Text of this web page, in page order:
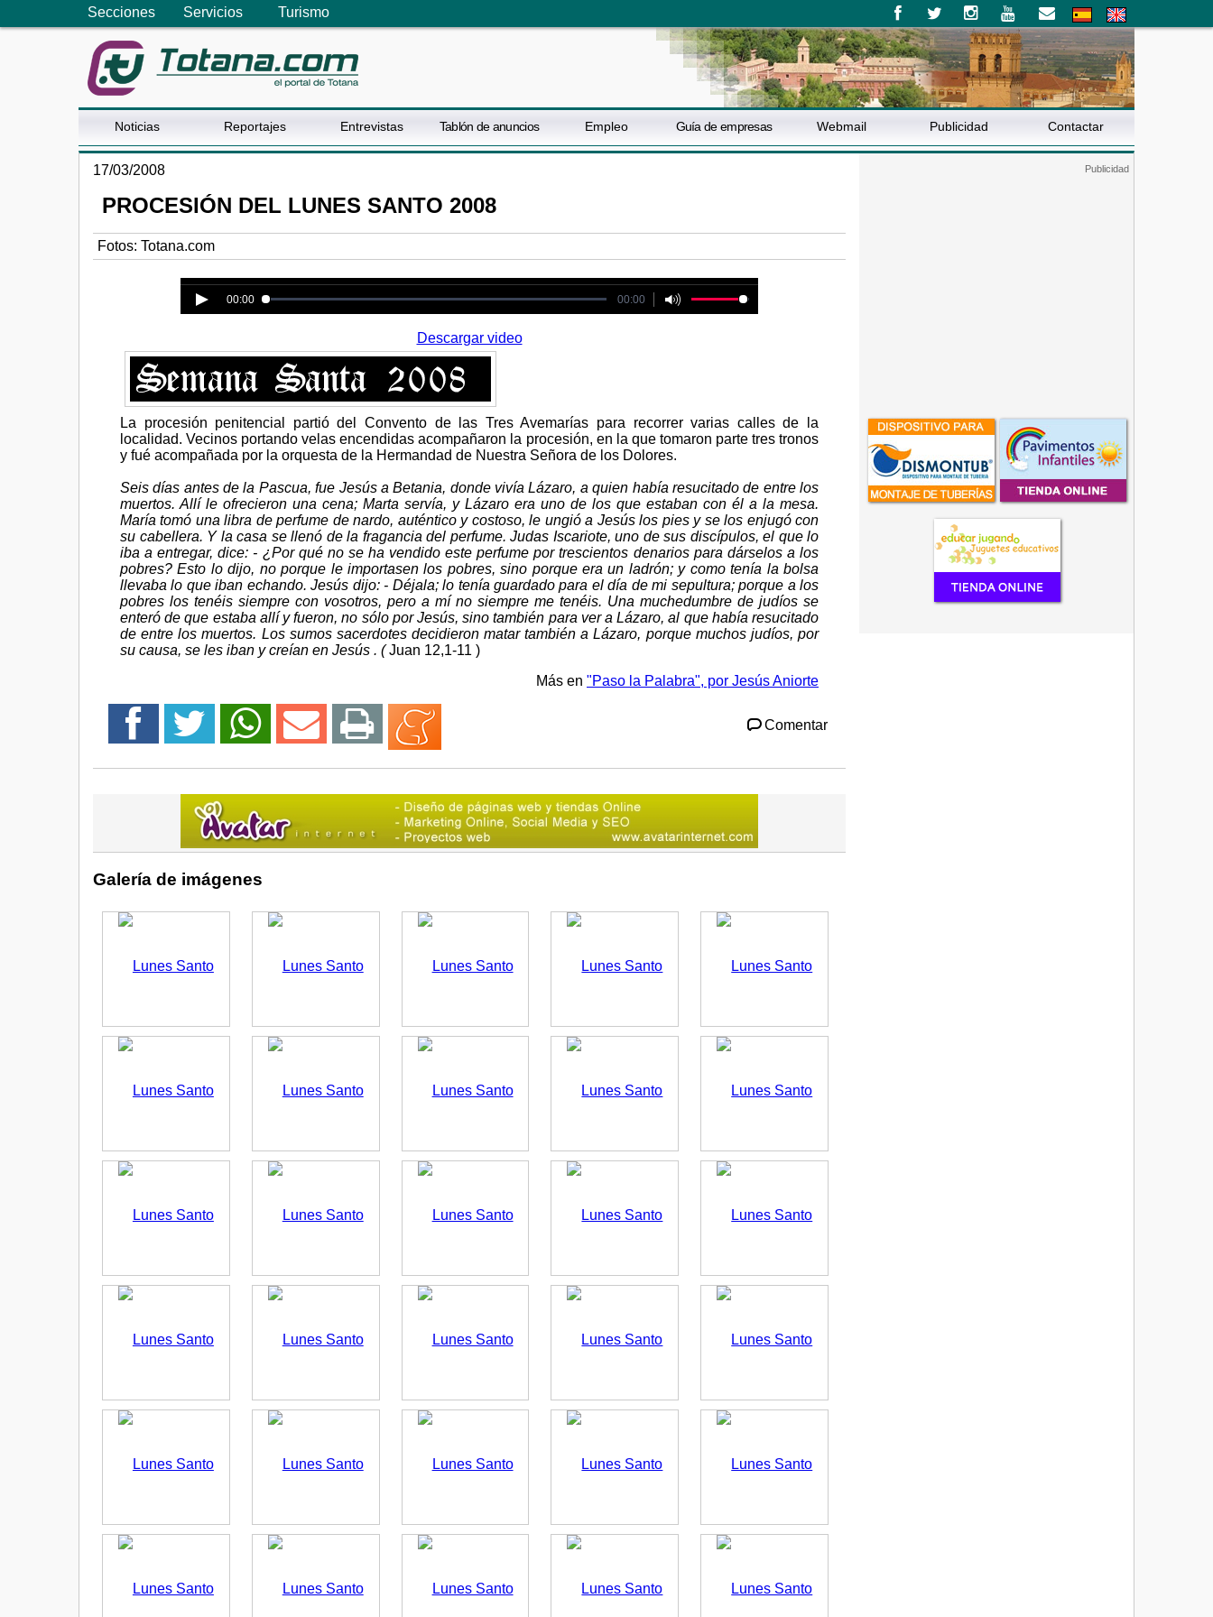
Secciones Servicios Turismo
Noticias Reportajes Entrevistas Tablón de anuncios Empleo Guía de empresas Webmail Publicidad Contactar
17/03/2008
PROCESIÓN DEL LUNES SANTO 2008
Fotos: Totana.com
Comentar
Error loading media: File could not be played
00:00 00:00
Descargar video
La procesión penitencial partió del Convento de las Tres Avemarías para recorrer varias calles de la
localidad. Vecinos portando velas encendidas acompañaron la procesión, en la que tomaron parte tres tronos
y fué acompañada por la orquesta de la Hermandad de Nuestra Señora de los Dolores.
Seis días antes de la Pascua, fue Jesús a Betania, donde vivía Lázaro, a quien había resucitado de entre los
muertos. Allí le ofrecieron una cena; Marta servía, y Lázaro era uno de los que estaban con él a la mesa.
María tomó una libra de perfume de nardo, auténtico y costoso, le ungió a Jesús los pies y se los enjugó con
su cabellera. Y la casa se llenó de la fragancia del perfume. Judas Iscariote, uno de sus discípulos, el que lo
iba a entregar, dice: - ¿Por qué no se ha vendido este perfume por trescientos denarios para dárselos a los
pobres? Esto lo dijo, no porque le importasen los pobres, sino porque era un ladrón; y como tenía la bolsa
llevaba lo que iban echando. Jesús dijo: - Déjala; lo tenía guardado para el día de mi sepultura; porque a los
pobres los tenéis siempre con vosotros, pero a mí no siempre me tenéis. Una muchedumbre de judíos se
enteró de que estaba allí y fueron, no sólo por Jesús, sino también para ver a Lázaro, al que había resucitado
de entre los muertos. Los sumos sacerdotes decidieron matar también a Lázaro, porque muchos judíos, por
su causa, se les iban y creían en Jesús . (Juan 12,1-11 )
Más en "Paso la Palabra", por Jesús Aniorte
Galería de imágenes